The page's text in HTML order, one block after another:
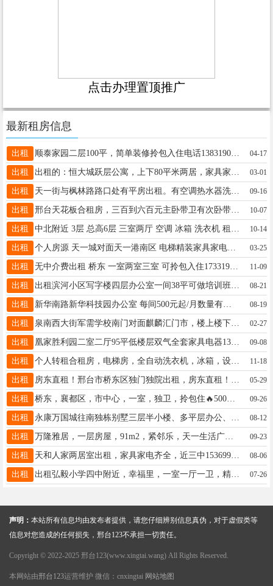
点击办理置顶推广
最新租房信息
出租 顺泰家园二层100平，简单装修拎包入住电话13831901763 04-17
出租 03-01
出租 天一街与枫林路路口处有平房出租。有空调热水器洗衣机无线网等。租金四百元押一付一。微信BN966121。 09-16
出租 邢台天花板合租房，三百到六百元主卧带卫有次卧带阳台，桥西桥东开发区拎包住，家具家电齐全能做饭能洗澡18531931712 10-07
出租 10-14
出租 个人房源 天一城对面天一港南区 电梯精装家具家电齐全拎包入住 单间价钱不高600左右 看房方便18003295291 03-25
出租 无中介费出租 桥东 一室两室三室 可拎包入住17331935780 11-09
出租 08-21
出租 新华南路新华科技园办公室 每间500元起/月数量有限，有意联系15833396077,13333197789 08-19
出租 泉南西大街军需学校南门对面麒麟汇门市，楼上楼下80平，月租2600，电话13930930894 02-27
出租 凰家胜利园二室二厅95平低楼层双气全套家具电器1300元 阳光巴厘岛二室二厅全套家具电器1600元13653399214 09-08
出租 个人转租合租房，电梯房，全自动洗衣机，冰箱，设施齐全，房租已交余半个月，免费赠送只收押金，免物业费13333094558 11-18
出租 05-29
出租 桥东，襄都区，市中心，一室，独卫，拎包住🔥500左右都有可短租押一付一干净卫生好停车13313397813 09-26
出租 08-12
出租 万隆雅居，一层房屋，91m2，紧邻乐，天一生活广场，天乐城，适合理疗、美容、办公等，1500元，13303190598 09-23
出租 天和人家两居室出租，家具家电齐全，近三中15369976159 08-06
出租 出租弘毅小学四中附近，幸福里，一室一厅一卫，精装，家具家电齐全，停车方便，月租900元☎️13833922423 07-26
声明： 本站所有信息均由发布者提供，请您仔细辨别信息真伪，对于虚假类等
信息对您造成的任何损失，邢台123不承担一切责任。
Copyright © 2022-2025 邢台123(www.xingtai.wang) All Rights Reserved.
本网站由邢台123运营维护 微信：cnxingtai 网站地图